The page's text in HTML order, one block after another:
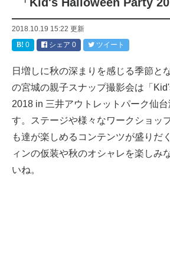
2018.10.19 15:22 更新
0
シェア 0 ツイート
日増しに秋の深まりを感じる季節と
の宮城の親子スナップ撮影会は「
2018 in 三井アウトレットパーク仙
す。ステージや様々なワークショッ
も達が楽しめるコンテンツが盛りだ
ィンの仮装や秋のオシャレを楽しみ
いね。